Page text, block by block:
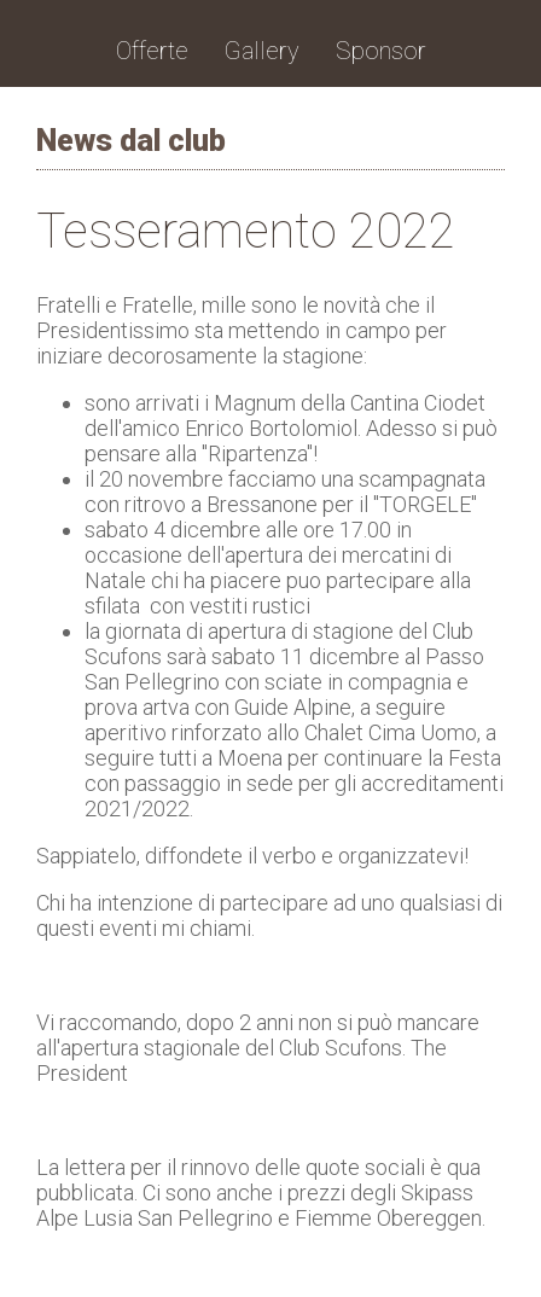
News dal club
Tesseramento 2022
Fratelli e Fratelle, mille sono le novità che il
Presidentissimo sta mettendo in campo per
iniziare decorosamente la stagione:
sono arrivati i Magnum della Cantina Ciodet
dell'amico Enrico Bortolomiol. Adesso si può
pensare alla "Ripartenza"!
il 20 novembre facciamo una scampagnata
con ritrovo a Bressanone per il "TORGELE"
sabato 4 dicembre alle ore 17.00 in
occasione dell'apertura dei mercatini di
Natale chi ha piacere puo partecipare alla
sfilata con vestiti rustici
la giornata di apertura di stagione del Club
Scufons sarà sabato 11 dicembre al Passo
San Pellegrino con sciate in compagnia e
prova artva con Guide Alpine, a seguire
aperitivo rinforzato allo Chalet Cima Uomo, a
seguire tutti a Moena per continuare la Festa
con passaggio in sede per gli accreditamenti
2021/2022.
Sappiatelo, diffondete il verbo e organizzatevi!
Chi ha intenzione di partecipare ad uno qualsiasi di
questi eventi mi chiami.
Vi raccomando, dopo 2 anni non si può mancare
all'apertura stagionale del Club Scufons. The
President
La lettera per il rinnovo delle quote sociali è qua
pubblicata. Ci sono anche i prezzi degli Skipass
Alpe Lusia San Pellegrino e Fiemme Obereggen.
Offerte Gallery Sponsor